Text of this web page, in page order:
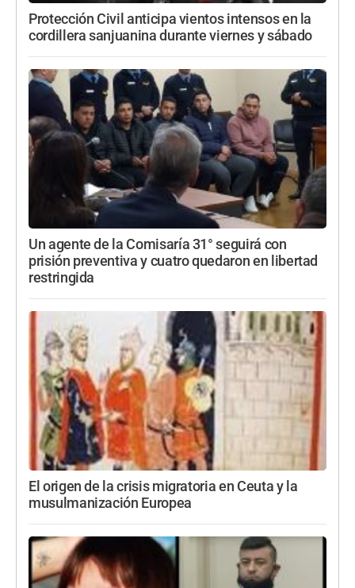
Protección Civil anticipa vientos intensos en la
cordillera sanjuanina durante viernes y sábado
Un agente de la Comisaría 31° seguirá con
prisión preventiva y cuatro quedaron en libertad
restringida
El origen de la crisis migratoria en Ceuta y la
musulmanización Europea